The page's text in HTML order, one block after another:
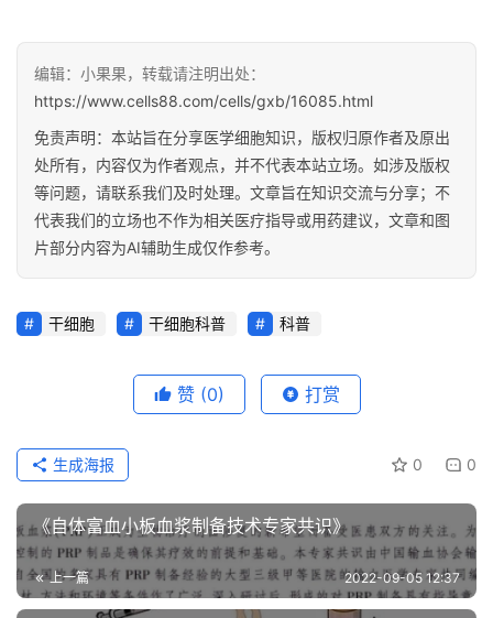
编辑：小果果，转载请注明出处：
https://www.cells88.com/cells/gxb/16085.html
免责声明：本站旨在分享医学细胞知识，版权归原作者及原出
处所有，内容仅为作者观点，并不代表本站立场。如涉及版权
等问题，请联系我们及时处理。文章旨在知识交流与分享；不
代表我们的立场也不作为相关医疗指导或用药建议，文章和图
片部分内容为AI辅助生成仅作参考。
干细胞 干细胞科普 科普
赞 (0) 打赏
0 0
生成海报
《自体富血小板血浆制备技术专家共识》
上一篇 2022-09-05 12:37